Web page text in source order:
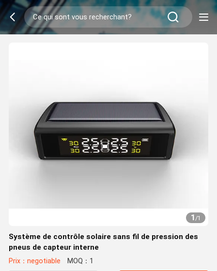
1/1
Système de contrôle solaire sans fil de pression des
pneus de capteur interne
Prix：negotiable MOQ：1